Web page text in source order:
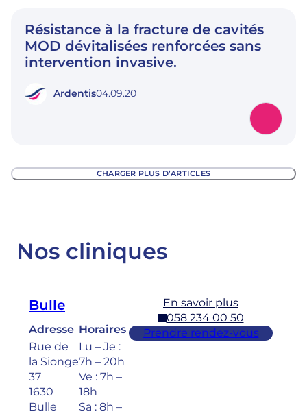
Résistance à la fracture de cavités
MOD dévitalisées renforcées sans
intervention invasive.
Ardentis04.09.20
CHARGER PLUS D’ARTICLES
Nos cliniques
Bulle
Adresse
Rue de
la Sionge
37
1630
Bulle
Horaires
Lu – Je :
7h – 20h
Ve : 7h –
18h
Sa : 8h –
En savoir plus
058 234 00 50
Prendre rendez-vous